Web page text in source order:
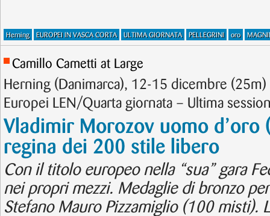
Herning EUROPEI IN VASCA CORTA ULTIMA GIORNATA PELLEGRINI oro
Camillo Cametti at Large
Herning (Danimarca), 12-15 dicembre
Europei LEN/Quarta giornata – Ultima
Vladimir Morozov uomo d’oro
regina dei 200 stile libero
Con il titolo europeo nella “sua” gara
nei propri mezzi. Medaglie di bronzo
Stefano Mauro Pizzamiglio (100 misti).